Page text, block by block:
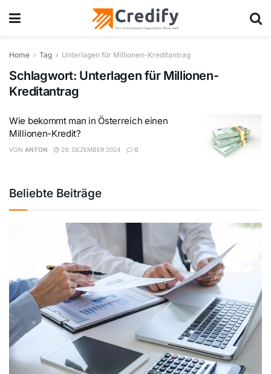
Home Tag Unterlagen für Millionen-Kreditantrag
Schlagwort: Unterlagen für Millionen-
Kreditantrag
Wie bekommt man in Österreich einen
Millionen-Kredit?
VON ANTON 29. DEZEMBER 2024 0
Beliebte Beiträge